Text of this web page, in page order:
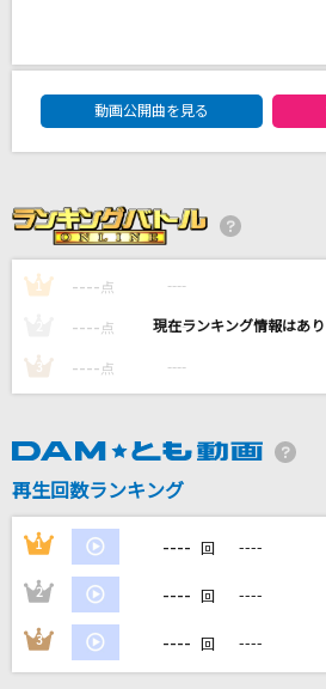
指輪物語
尾崎豊
B級
群青
DA PUMP
カラオケ最新情報をチェ
DAM★ともボーカルエントリ
動画公開曲を見る
1 ---- 点 ----
---- 点 ----
3 ---- 点 ----
再生回数ランキング
1 ---- 回 ----
2 ---- 回 ----
3 ---- 回 ----